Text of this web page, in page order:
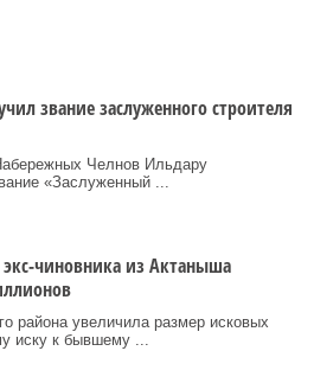
звание заслуженного строителя
Челнов Ильдару
«Заслуженный ...
чиновника из Актаныша
района увеличила размер исковых
иску к бывшему ...